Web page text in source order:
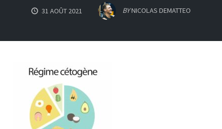
31 AOÛT 2021 BYNICOLAS DEMATTEO